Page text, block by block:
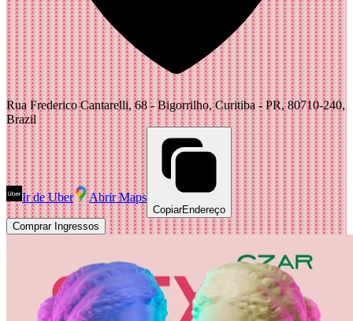
Rua Frederico Cantarelli, 68 - Bigorrilho, Curitiba - PR, 80710-240,
Brazil
Ir de Uber Abrir Maps
CopiarEndereço
Comprar Ingressos